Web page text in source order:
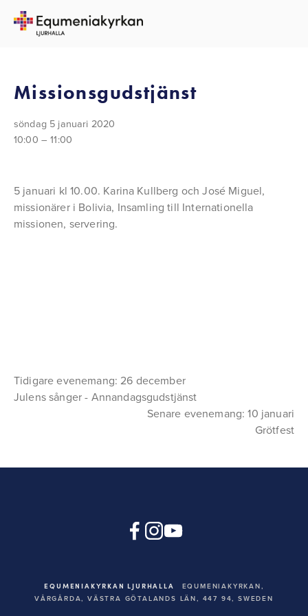
TILLBAKA TILL ALLA EVENEMANG
Missionsgudstjänst
söndag 5 januari 2020
10:00
11:00
5 januari kl 10.00. Karina Kullberg och José Miguel,
missionärer i Bolivia, Insamling till Internationella
missionen, servering.
Tidigare evenemang: 26 december
Julens sånger - Annandagsgudstjänst
Senare evenemang: 10 januari
Grötfest
EQUMENIAKYRKAN LJURHALLA
EQUMENIAKYRKAN,
VÅRGÅRDA, VÄSTRA GÖTALANDS LÄN, 447 94, SWEDEN